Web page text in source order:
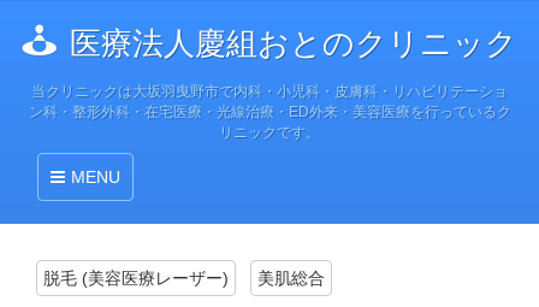
医療法人慶組おとのクリニック
当クリニックは大坂羽曳野市で内科・小児科・皮膚科・リハビリテーショ
ン科・整形外科・在宅医療・光線治療・ED外来・美容医療を行っているク
リニックです。
MENU
脱毛 (美容医療レーザー) 美肌総合